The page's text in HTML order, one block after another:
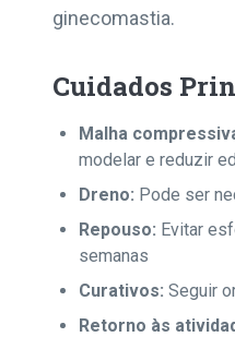
ginecomastia.
Cuidados
Malha
modelar e reduzir
Dreno: Pode ser
Repouso: Evitar
semanas
Curativos: Seguir
Retorno às